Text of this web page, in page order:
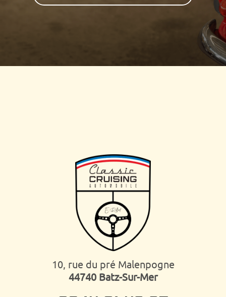
10, rue du pré Malenpogne
44740 Batz-Sur-Mer